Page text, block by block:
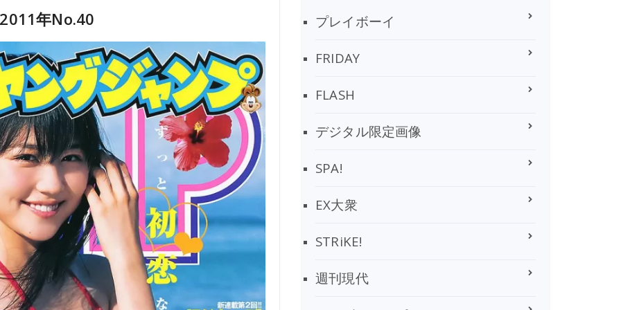
年No.40 プレイボーイ
FRIDAY
FLASH
デジタル限定画像
SPA!
EX大衆
STRiKE!
週刊現代